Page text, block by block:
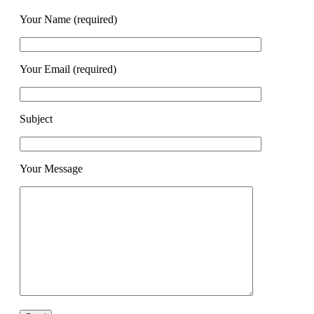
Your Name (required)
Your Email (required)
Subject
Your Message